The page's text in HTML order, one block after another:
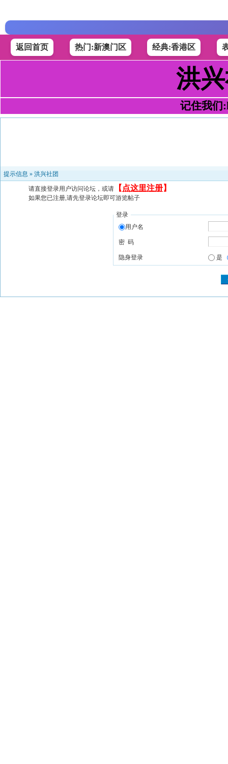
返回首页 热门:新澳门区 经典:香港区
洪
记住我们
提示信息 » 洪兴社团
请直接登录用户访问论坛，或请 【 点这里注册】
如果您已注册,请先登录论坛即可游览帖子
登录
用户名
密 码
隐身登录 是